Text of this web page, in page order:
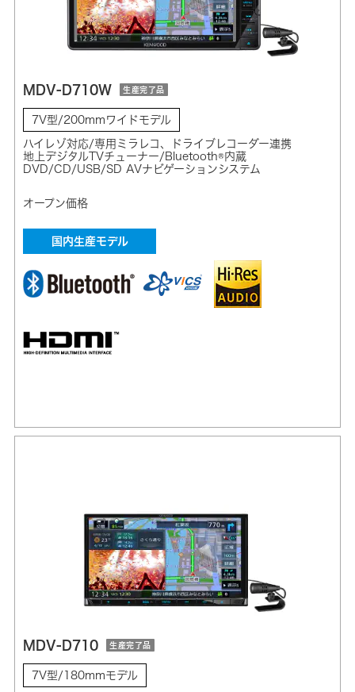
MDV-D710W 生産完了品
7V型/200mmワイドモデル
ハイレゾ対応/専用ミラレコ、ドライブレコーダー連携
地上デジタルTVチューナー/Bluetooth®内蔵
DVD/CD/USB/SD AVナビゲーションシステム
オープン価格
国内生産モデル
MDV-D710 生産完了品
7V型/180mmモデル